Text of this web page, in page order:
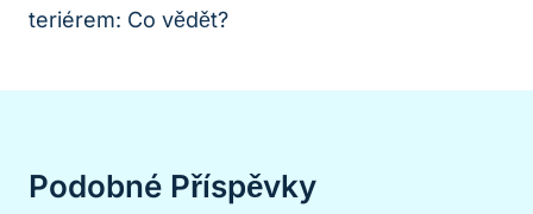
teriérem: Co vědět?
Podobné Příspěvky